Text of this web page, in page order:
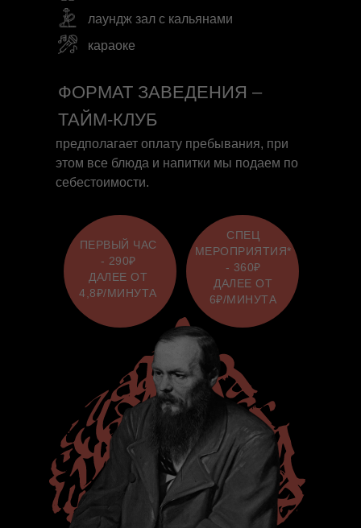
ФОРМАТ ЗАВЕДЕНИЯ –
ТАЙМ-КЛУБ
предполагает оплату пребывания, при
этом все блюда и напитки мы подаем по
себестоимости.
ПЕРВЫЙ ЧАС
- 290₽
ДАЛЕЕ ОТ
4,8₽/МИНУТА
СПЕЦ
МЕРОПРИЯТИЯ*
- 360₽
ДАЛЕЕ ОТ
6₽/МИНУТА
лаундж зал с кальянами
караоке